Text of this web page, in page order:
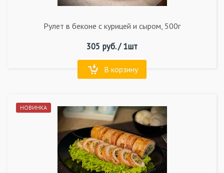
Рулет в беконе с курицей и сыром, 500г
305 руб. /1шт
В корзину
НОВИНКА